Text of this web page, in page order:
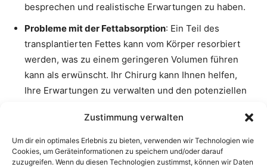
Zustimmung verwalten
Um dir ein optimales Erlebnis zu bieten, verwenden wir Technologien wie
Cookies, um Geräteinformationen zu speichern und/oder darauf
zuzugreifen. Wenn du diesen Technologien zustimmst, können wir Daten
besprechen und realistische Erwartungen zu haben.
Probleme mit der Fettabsorption: Ein Teil des
transplantierten Fettes kann vom Körper resorbiert
werden, was zu einem geringeren Volumen führen
kann als erwünscht. Ihr Chirurg kann Ihnen helfen,
Ihre Erwartungen zu verwalten und den potenziellen
Fällen kann es zu Nervenschäden kommen, die zu
Taubheit oder Verlust der Hautsensibilität führen